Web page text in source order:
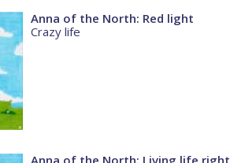
Anna of the North: Red light
Crazy life